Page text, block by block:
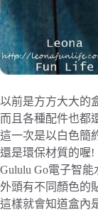
以前是方方大大的
而且各種配件也都
這一次是以白色簡
還是環保材質的喔!
Gululu Go電子智能
外頭有不同顏色的
這樣就會知道盒內